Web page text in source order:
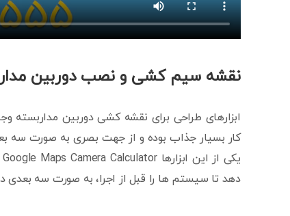
نقشه سیم کشی و نصب دوربین
ابزارهای طراحی برای نقشه کشی دوربین مداربسته
کار بسیار جذاب بوده و از جهت بصری به صورت سه
دهد تا سیستم ها را قبل از اجرا، به صورت سه بعدی